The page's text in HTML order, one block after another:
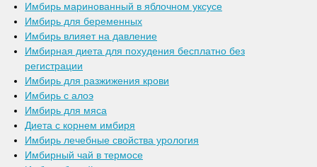
Имбирь маринованный в яблочном уксусе
Имбирь для беременных
Имбирь влияет на давление
Имбирная диета для похудения бесплатно без
регистрации
Имбирь для разжижения крови
Имбирь с алоэ
Имбирь для мяса
Диета с корнем имбиря
Имбирь лечебные свойства урология
Имбирный чай в термосе